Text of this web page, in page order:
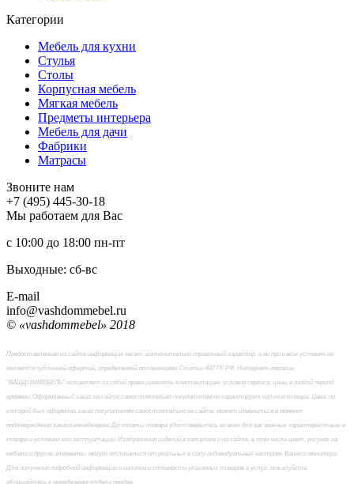
Категории
Мебель для кухни
Стулья
Столы
Корпусная мебель
Мягкая мебель
Предметы интерьера
Мебель для дачи
Фабрики
Матраcы
Звоните нам
+7 (495) 445-30-18
Мы работаем для Вас
с 10:00 до 18:00 пн-пт
Выходные: сб-вc
E-mail
info@vashdommebel.ru
© «vashdommebel» 2018
Предоставленная на сайте информация несёт исключительно справочный характер, и ни при каких условиях не
является публичной офертой, определяемой положениями Статьи 437 ГК РФ. Интернет-магазин
"ВАШДОММЕБЕЛЬ" оставляет за собой право изменять комплектацию, условия сервиса, цены в любой период
времени. Оформленный заказ на сайте самостоятельно покупателем не гарантирует наличия товара. Цена, по
которой был оформлен заказ покупателем самостоятельно на сайте, может измениться в момент
подтверждения заказа менеджером. До оплаты товара удостоверьтесь во всех для вас важных характеристиках в
товаре и условиях его эксплуатации. Изображения изделий в каталоге и на сайте, в том числе цвет, рисунок на
мебели и другие элементы, могут отличаться от реальных в силу индивидуальных настроек Вашего монитора.
Для получения подробной информации о наличии и стоимости указанных товаров и услуг, пожалуйста,
обращайтесь к менеджерам отдела продаж